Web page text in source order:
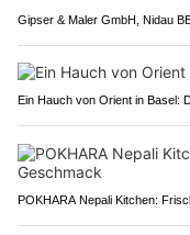
Gipser & Maler GmbH, Nidau
Ein Hauch von Orient in Basel:
POKHARA Nepali Kitchen: